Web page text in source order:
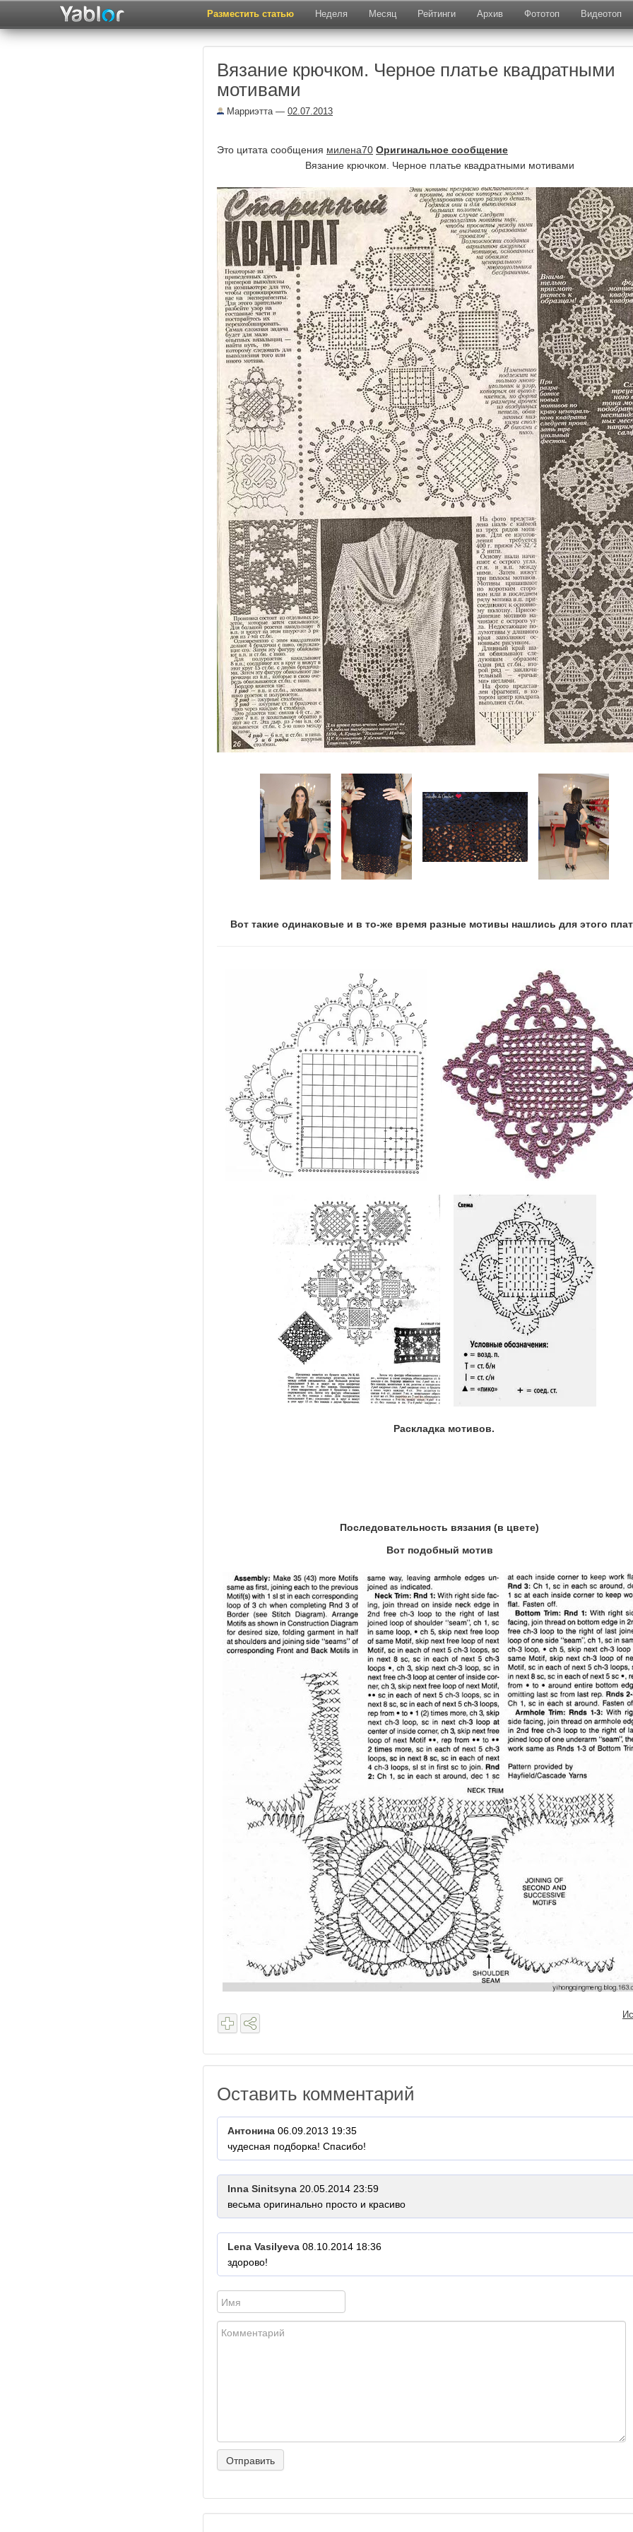
Разместить статью Неделя Месяц Рейтинги Архив Фототоп Видеотоп
Вязание крючком. Черное платье квадратными
мотивами
Марриэтта— 02.07.2013
Это цитата сообщения милена70 Оригинальное сообщение
Вязание крючком. Черное платье квадратными мотивами
Вот такие одинаковые и в то-же время разные мотивы нашлись для этого
Раскладка мотивов.
Последовательность вязания (в цвете)
Вот подобный мотив
Оставить комментарий
Антонина 06.09.2013 19:35
чудесная подборка! Спасибо!
Inna Sinitsyna 20.05.2014 23:59
весьма оригинально просто и красиво
Lena Vasilyeva 08.10.2014 18:36
здорово!